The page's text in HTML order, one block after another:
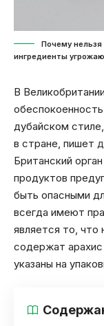
Почему
ингредиенты
В
дубайском
в стране, пишет
Британский
продуктов
быть опасными
всегда имеют
является то, что
содержат
указаны на